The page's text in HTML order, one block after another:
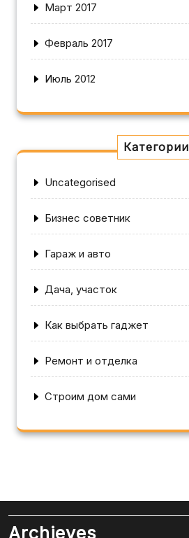
Март 2017
Февраль 2017
Июль 2012
Категории
Uncategorised
Бизнес советник
Гараж и авто
Дача, участок
Как выбрать гаджет
Ремонт и отделка
Строим дом сами
Archieves